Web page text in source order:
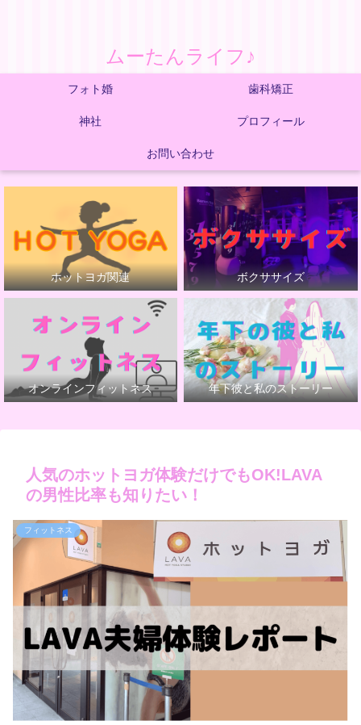
ムーたんライフ♪
フォト婚 歯科矯正
神社 プロフィール
お問い合わせ
ホットヨガ関連 ボクササイズ
オンラインフィットネス 年下彼と私のストーリー
人気のホットヨガ体験だけでもOK!LAVA
の男性比率も知りたい！
フィットネス